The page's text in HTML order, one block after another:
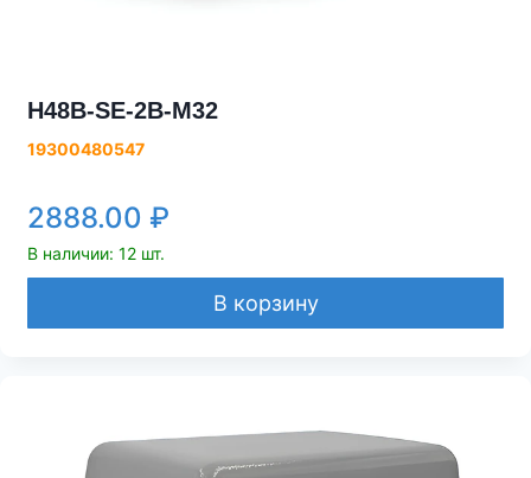
H48B-SE-2B-M32
19300480547
2888.00 ₽
В наличии: 12 шт.
В корзину